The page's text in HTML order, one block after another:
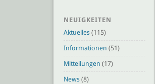
NEUIGKEITEN
Aktuelles(115)
Informationen (51)
Mitteilungen (17)
News(8)